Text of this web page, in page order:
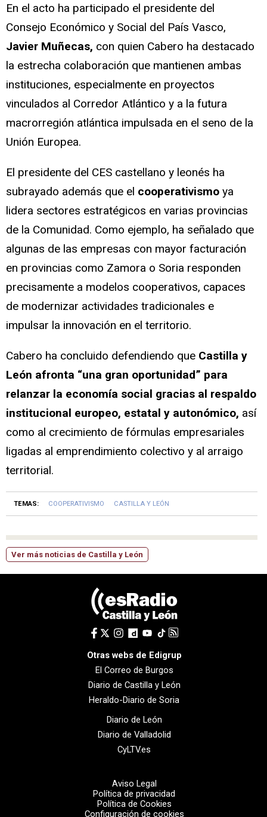
En el acto ha participado el presidente del
Consejo Económico y Social del País Vasco,
Javier Muñecas, con quien Cabero ha destacado
la estrecha colaboración que mantienen ambas
instituciones, especialmente en proyectos
vinculados al Corredor Atlántico y a la futura
macrorregión atlántica impulsada en el seno de la
Unión Europea.
El presidente del CES castellano y leonés ha
subrayado además que el cooperativismo ya
lidera sectores estratégicos en varias provincias
de la Comunidad. Como ejemplo, ha señalado que
algunas de las empresas con mayor facturación
en provincias como Zamora o Soria responden
precisamente a modelos cooperativos, capaces
de modernizar actividades tradicionales e
impulsar la innovación en el territorio.
Cabero ha concluido defendiendo que Castilla y
León afronta “una gran oportunidad” para
relanzar la economía social gracias al respaldo
institucional europeo, estatal y autonómico, así
como al crecimiento de fórmulas empresariales
ligadas al emprendimiento colectivo y al arraigo
territorial.
TEMAS: COOPERATIVISMO CASTILLA Y LEÓN
Ver más noticias de Castilla y León
Otras webs de Edigrup
El Correo de Burgos
Diario de Castilla y León
Heraldo-Diario de Soria
Diario de León
Diario de Valladolid
CyLTV.es
Aviso Legal
Política de privacidad
Política de Cookies
Configuración de cookies